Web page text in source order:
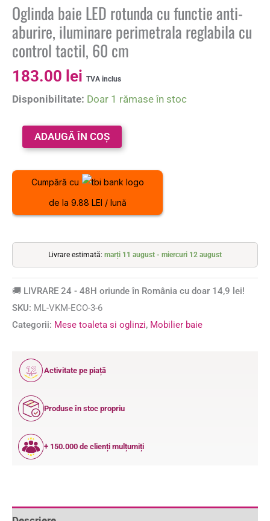
Oglinda baie LED rotunda cu functie anti-
aburire, iluminare perimetrala reglabila cu
control tactil, 60 cm
183.00 lei TVA inclus
Disponibilitate: Doar 1 rămase în stoc
ADAUGĂ ÎN COȘ
Cumpără cu
de la 9.88 LEI / lună
Livrare estimată: marți 11 august - miercuri 12 august
🚚 LIVRARE 24 - 48H oriunde în România cu doar 14,9 lei!
SKU: ML-VKM-ECO-3-6
Categorii: Mese toaleta si oglinzi, Mobilier baie
12
ANI
Activitate pe piață
Produse în stoc propriu
+ 150.000 de clienți mulțumiți